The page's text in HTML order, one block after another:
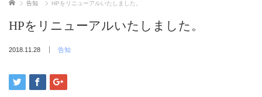
ホーム 告知 HPをリニューアルいたしました。
HPをリニューアルいたしました。
2018.11.28 告知